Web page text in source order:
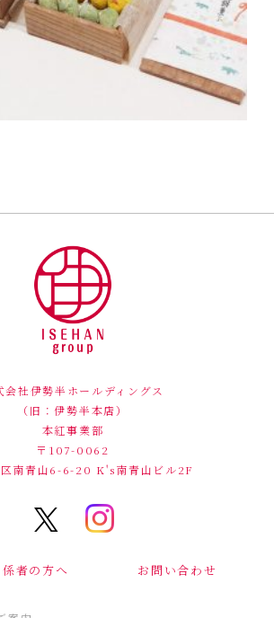
会社伊勢半ホールディングス
（旧：伊勢半本店）
本紅事業部
〒107-0062
南青山6-6-20 K's南青山ビル2F
者の方へ お問い合わせ